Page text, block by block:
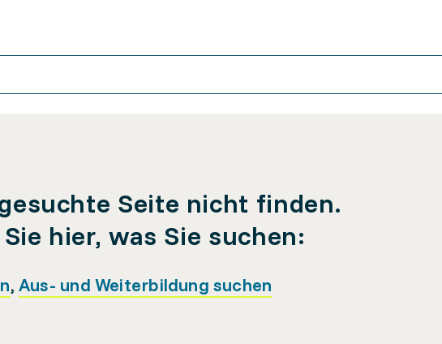
Seite nicht finden.
hier, was Sie suchen:
, Aus- und Weiterbildung suchen